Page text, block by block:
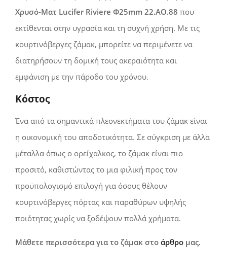
Χρυσό-Ματ Lucifer Riviere Φ25mm 22.AO.88 που
εκτίθενται στην υγρασία και τη συχνή χρήση. Με τις
κουρτινόβεργες ζάμακ, μπορείτε να περιμένετε να
διατηρήσουν τη δομική τους ακεραιότητα και
εμφάνιση με την πάροδο του χρόνου.
Κόστος
Ένα από τα σημαντικά πλεονεκτήματα του ζάμακ είναι
η οικονομική του αποδοτικότητα. Σε σύγκριση με άλλα
μέταλλα όπως ο ορείχαλκος, το ζάμακ είναι πιο
προσιτό, καθιστώντας το μια φιλική προς τον
προϋπολογισμό επιλογή για όσους θέλουν
κουρτινόβεργες πόρτας και παραθύρων υψηλής
ποιότητας χωρίς να ξοδέψουν πολλά χρήματα.
Μάθετε περισσότερα για το ζάμακ στο άρθρο μας.